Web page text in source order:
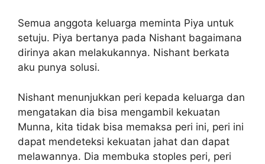
Semua anggota keluarga meminta Piya untuk
setuju. Piya bertanya pada Nishant bagaimana
dirinya akan melakukannya. Nishant berkata
aku punya solusi.
Nishant menunjukkan peri kepada keluarga dan
mengatakan dia bisa mengambil kekuatan
Munna, kita tidak bisa memaksa peri ini, peri ini
dapat mendeteksi kekuatan jahat dan dapat
melawannya. Dia membuka stoples peri, peri